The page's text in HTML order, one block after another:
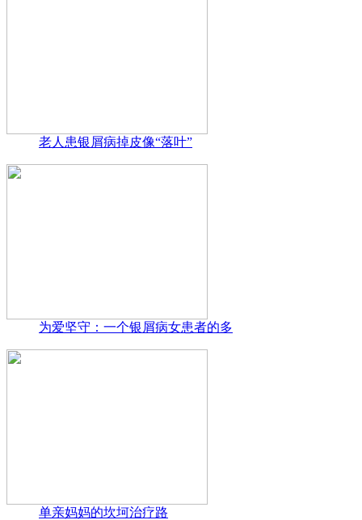
老人患银屑病掉皮像“落叶”
为爱坚守：一个银屑病女患者的多
单亲妈妈的坎坷治疗路